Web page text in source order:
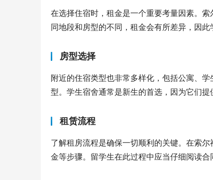
在选择住宿时，租金是一个重要考量因素。
同地段和房型的不同，租金会有所差异，因
房型选择
附近的住宿类型也非常多样化，包括公寓、
型。学生宿舍通常是新生的首选，因为它们提
租赁流程
了解租房流程是确保一切顺利的关键。在索
金等步骤。留学生在此过程中应当仔细阅读合